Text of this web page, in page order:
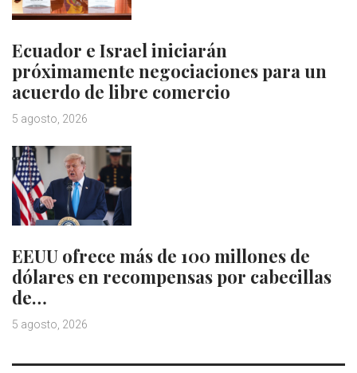
Ecuador e Israel iniciarán
próximamente negociaciones para un
acuerdo de libre comercio
5 agosto, 2026
EEUU ofrece más de 100 millones de
dólares en recompensas por cabecillas
de…
5 agosto, 2026